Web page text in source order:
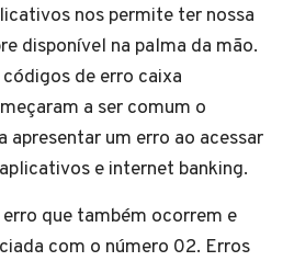
nos permite ter nossa
disponível na palma da mão.
de erro caixa
a ser comum o
apresentar um erro ao acessar
e internet banking.
que também ocorrem e
com o número 02. Erros